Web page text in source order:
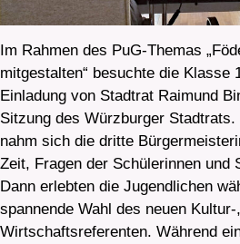
Im Rahmen des PuG-Themas
mitgestalten“ besuchte die Klasse
Einladung von Stadtrat Raimund
Sitzung des Würzburger
nahm sich die dritte
Zeit, Fragen der Schülerinnen und
Dann erlebten die Jugendlichen
spannende Wahl des neuen
Wirtschaftsreferenten. Während